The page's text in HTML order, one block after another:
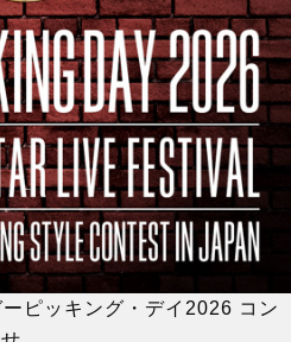
ピッキング・デイ2026 コン